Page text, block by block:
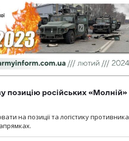
позицію російських «Молній»
на позиції та логістику противника